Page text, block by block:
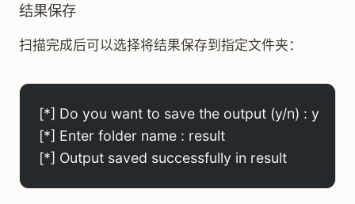
结果保存
扫描完成后可以选择将结果保存到指定文件夹：
[*] Do you want to save the output (y/n) : y
[*] Enter folder name : result
[*] Output saved successfully in result